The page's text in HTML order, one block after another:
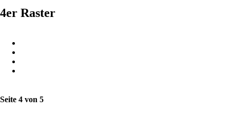
4er Raster
Seite 4 von 5